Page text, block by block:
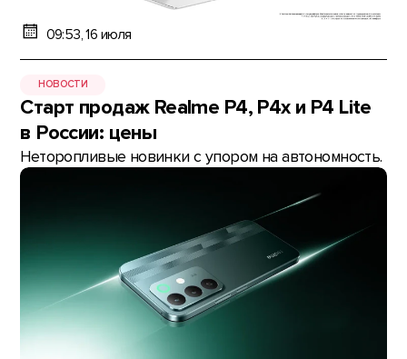
09:53, 16 июля
НОВОСТИ
Старт продаж Realme P4, P4x и P4 Lite
в России: цены
Неторопливые новинки с упором на автономность.